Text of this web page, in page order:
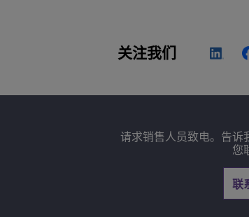
关注我们
请求销售人员致电。告诉
您
联